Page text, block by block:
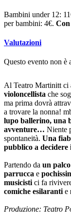
Bambini under 12:
per bambini: 4€.
Valutazioni
Questo evento non è
Al Teatro Martinitt ci
violoncellista che
ma prima dovrà
a trovare la nonna!
lupo ballerino, una
avventure… Niente
spontaneità. Una
pubblico a decidere
Partendo da un
parrucca e
musicisti ci fa
comiche esilaranti e
Produzione: Teatro